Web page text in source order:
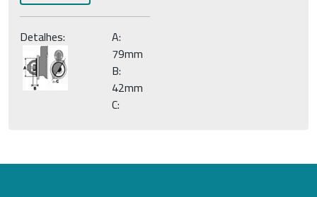
Detalhes:
A:
79mm
B:
42mm
C: